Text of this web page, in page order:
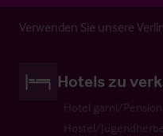
Verwenden Sie unsere
Hotels zu
Hotel garni/Pension
Hostel/